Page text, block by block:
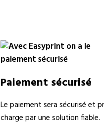
Paiement sécurisé
Le paiement sera sécurisé et
charge par une solution fiable.